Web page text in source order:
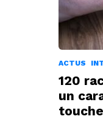
ACTUS
120
un